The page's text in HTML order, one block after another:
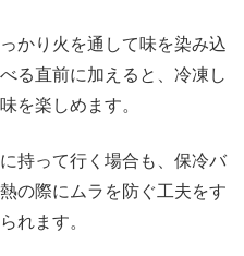
かり火を通して味を染み込
る直前に加えると、冷凍し
を楽しめます。
持って行く場合も、保冷バ
の際にムラを防ぐ工夫をす
れます。